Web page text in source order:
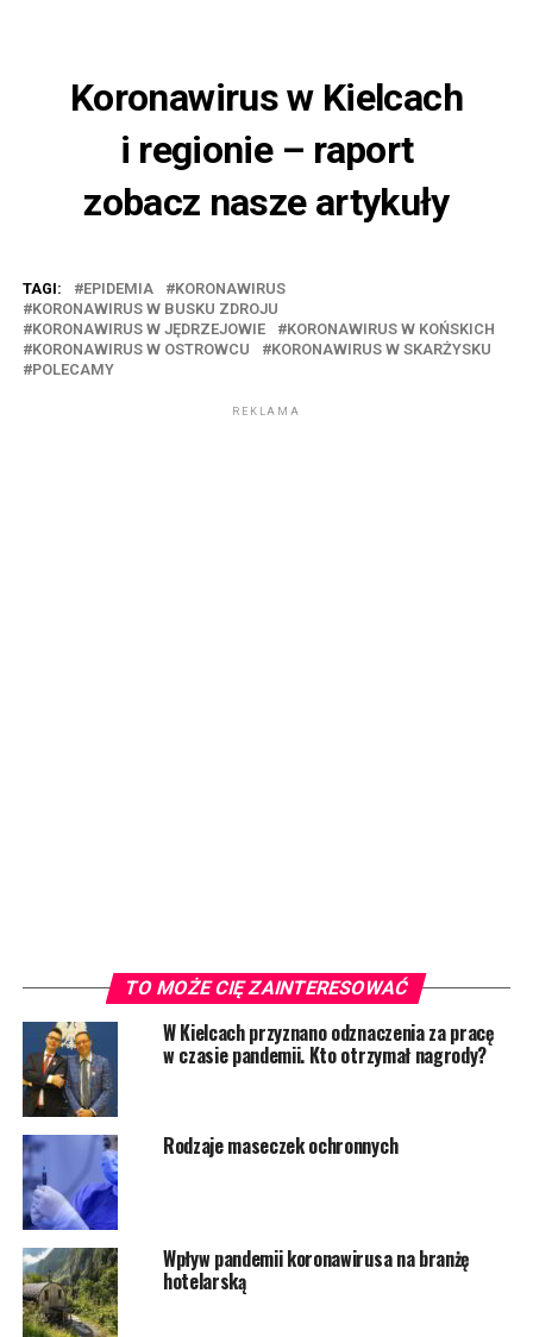
Koronawirus w Kielcach
i regionie – raport
zobacz nasze artykuły
TAGI: EPIDEMIA
KORONAWIRUS
KORONAWIRUS W BUSKU ZDROJU
KORONAWIRUS W JĘDRZEJOWIE
KORONAWIRUS W KOŃSKICH
KORONAWIRUS W OSTROWCU
KORONAWIRUS W SKARŻYSKU
POLECAMY
REKLAMA
TO MOŻE CIĘ ZAINTERESOWAĆ
W Kielcach przyznano odznaczenia za pracę
w czasie pandemii. Kto otrzymał nagrody?
Rodzaje maseczek ochronnych
Wpływ pandemii koronawirusa na branżę
hotelarską